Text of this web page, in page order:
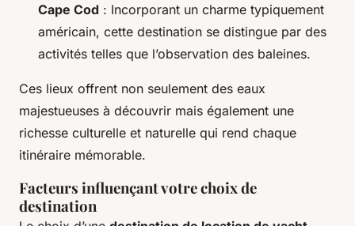
Cape Cod : Incorporant un charme typiquement
américain, cette destination se distingue par des
activités telles que l’observation des baleines.
Ces lieux offrent non seulement des eaux
majestueuses à découvrir mais également une
richesse culturelle et naturelle qui rend chaque
itinéraire mémorable.
Facteurs influençant votre choix de
destination